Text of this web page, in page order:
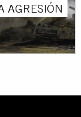
AGRESIÓN